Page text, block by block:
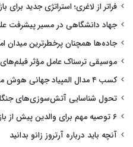
فراتر از لاغری؛ استراتژی جدید
جهاد دانشگاهی در مسیر پیشرفت
جاده‌ها همچنان پرخطرترین میدان
موسیقی ترسناک عامل مؤثر
کسب ۴ مدال المپیاد جهانی هوش مصنوعی برای ایران
تحول شناسایی آتش‌سوزی‌های
۶ توصیه مهم برای والدین پیش از بازگشایی مدارس
آنچه باید درباره آرتروز زانو بدانید